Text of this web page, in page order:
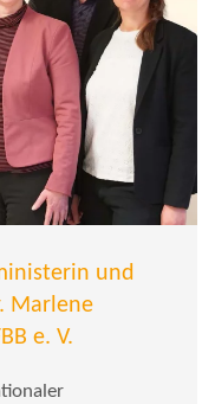
und
Marlene
e. V.